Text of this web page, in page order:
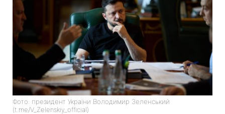
Фото: президент України Володимир Зеленський
(t.me/V_Zelenskiy_official)